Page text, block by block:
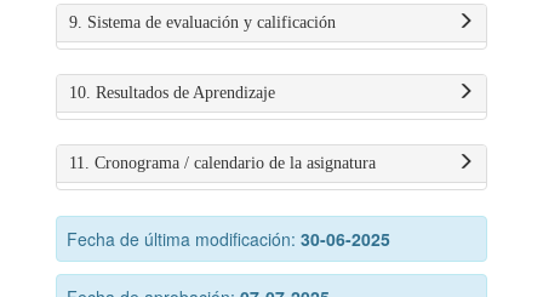
9. Sistema de evaluación y calificación
10. Resultados de Aprendizaje
11. Cronograma / calendario de la asignatura
Fecha de última modificación: 30-06-2025